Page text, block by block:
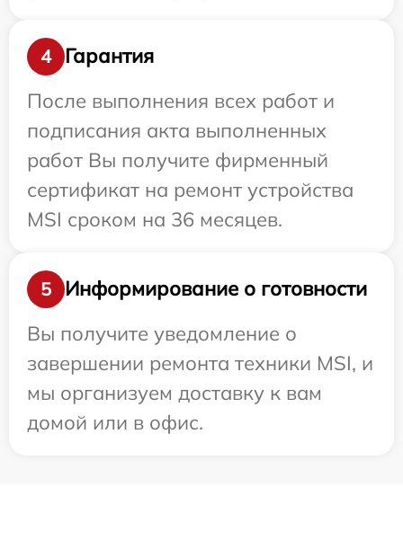
4
Гарантия
После выполнения всех работ и
подписания акта выполненных
работ Вы получите фирменный
сертификат на ремонт устройства
MSI сроком на 36 месяцев.
5
Информирование о готовности
Вы получите уведомление о
завершении ремонта техники MSI, и
мы организуем доставку к вам
домой или в офис.